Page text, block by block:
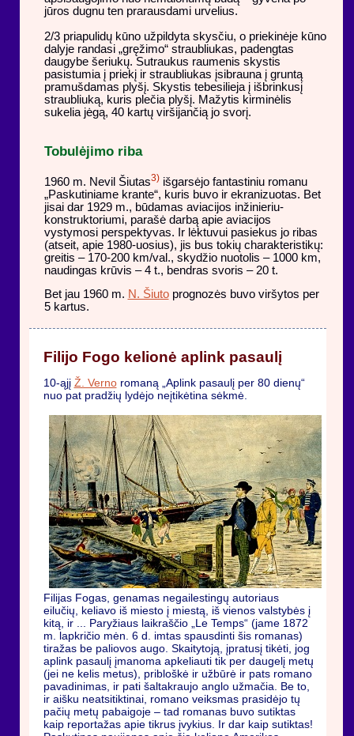
jūros dugnu ten prarausdami urvelius.
2/3 priapulidų kūno užpildyta skysčiu, o priekinėje kūno
dalyje randasi „gręžimo“ straubliukas, padengtas
daugybe šeriukų. Sutraukus raumenis skystis
pasistumia į priekį ir straubliukas įsibrauna į gruntą
pramušdamas plyšį. Skystis tebesilieja į išbrinkusį
straubliuką, kuris plečia plyšį. Mažytis kirminėlis
sukelia jėgą, 40 kartų viršijančią jo svorį.
Tobulėjimo riba
1960 m. Nevil Šiutas3)išgarsėjo fantastiniu romanu
„Paskutiniame krante“, kuris buvo ir ekranizuotas. Bet
jisai dar 1929 m., būdamas aviacijos inžinieriu-
konstruktoriumi, parašė darbą apie aviacijos
vystymosi perspektyvas. Ir lėktuvui pasiekus jo ribas
(atseit, apie 1980-uosius), jis bus tokių charakteristikų:
greitis – 170-200 km/val., skydžio nuotolis – 1000 km,
naudingas krūvis – 4 t., bendras svoris – 20 t.
Bet jau 1960 m. N. Šiutoprognozės buvo viršytos per
5 kartus.
Filijo Fogo kelionė aplink pasaulį
10-ąjį Ž. Vernoromaną „Aplink pasaulį per 80 dienų“
nuo pat pradžių lydėjo neįtikėtina sėkmė.
Filijas Fogas, genamas negailestingų autoriaus
eilučių, keliavo iš miesto į miestą, iš vienos valstybės į
kitą, ir ... Paryžiaus laikraščio „Le Temps“ (jame 1872
m. lapkričio mėn. 6 d. imtas spausdinti šis romanas)
tiražas be paliovos augo. Skaitytoją, įpratusį tikėti, jog
aplink pasaulį įmanoma apkeliauti tik per daugelį metų
(jei ne kelis metus), pribloškė ir užbūrė ir pats romano
pavadinimas, ir pati šaltakraujo anglo užmačia. Be to,
ir aišku neatsitiktinai, romano veiksmas prasidėjo tų
pačių metų pabaigoje – tad romanas buvo sutiktas
kaip reportažas apie tikrus įvykius. Ir dar kaip sutiktas!